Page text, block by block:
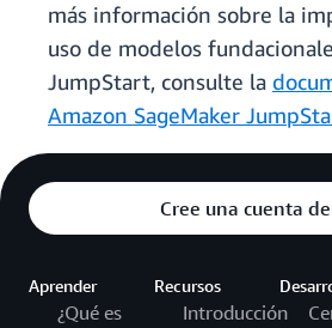
más información sobre la
uso de modelos
JumpStart, consulte la
Amazon SageMaker
Cree una cuenta de
Aprender
¿Qué es
Recursos
Introducción